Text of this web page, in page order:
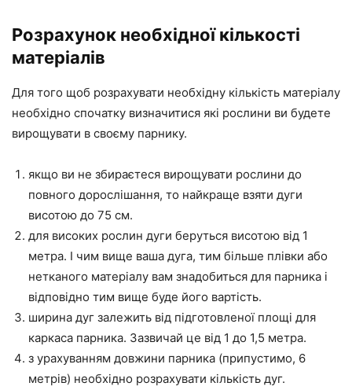
Розрахунок необхідної кількості
матеріалів
Для того щоб розрахувати необхідну кількість матеріалу
необхідно спочатку визначитися які рослини ви будете
вирощувати в своєму парнику.
якщо ви не збираєтеся вирощувати рослини до
повного дорослішання, то найкраще взяти дуги
висотою до 75 см.
для високих рослин дуги беруться висотою від 1
метра. І чим вище ваша дуга, тим більше плівки або
нетканого матеріалу вам знадобиться для парника і
відповідно тим вище буде його вартість.
ширина дуг залежить від підготовленої площі для
каркаса парника. Зазвичай це від 1 до 1,5 метра.
з урахуванням довжини парника (припустимо, 6
метрів) необхідно розрахувати кількість дуг.